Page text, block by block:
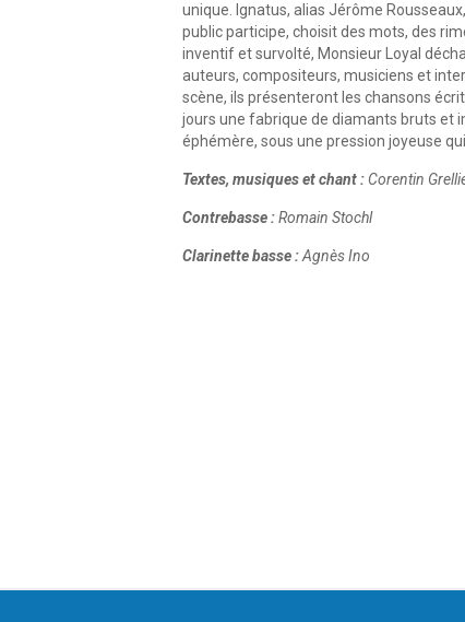
unique. Ignatus, alias Jérôme
public participe, choisit des mots, des
inventif et survolté, Monsieur Loyal
auteurs, compositeurs, musiciens et
scène, ils présenteront les chansons
jours une fabrique de diamants bruts et
éphémère, sous une pression joyeuse
Textes, musiques et chant : Corentin
Contrebasse :Romain Stochl
Clarinette basse :Agnès Ino